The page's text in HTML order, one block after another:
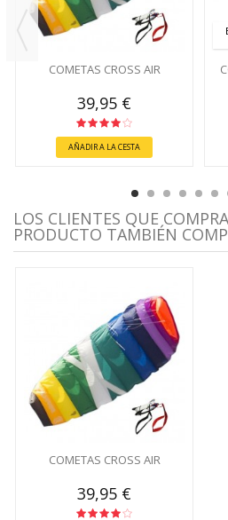
COMETAS CROSS AIR
39,95 €
AÑADIR A LA CESTA
LOS CLIENTES QUE
PRODUCTO TAMBIÉN
COMETAS CROSS AIR
39,95 €